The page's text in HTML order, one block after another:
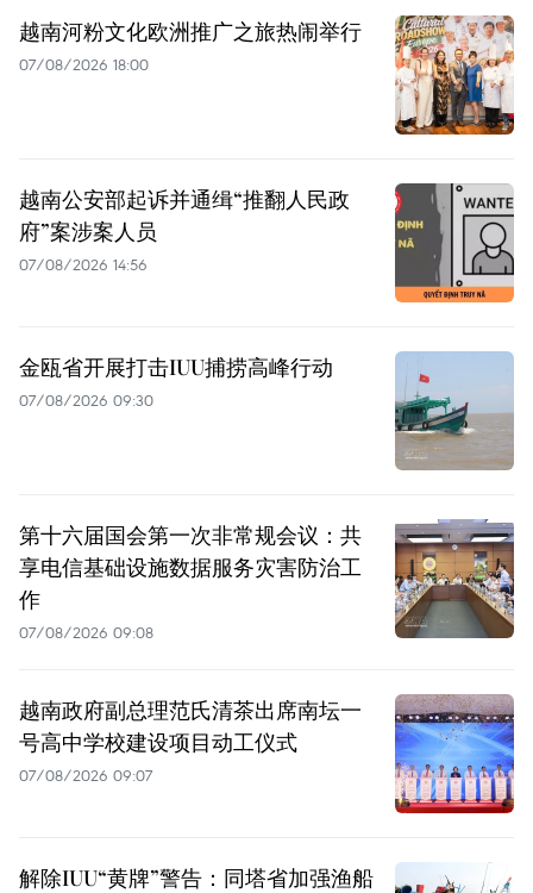
越南河粉文化欧洲推广之旅热闹举行
07/08/2026 18:00
越南公安部起诉并通缉“推翻人民政
府”案涉案人员
07/08/2026 14:56
金瓯省开展打击IUU捕捞高峰行动
07/08/2026 09:30
第十六届国会第一次非常规会议：共
享电信基础设施数据服务灾害防治工
作
07/08/2026 09:08
越南政府副总理范氏清茶出席南坛一
号高中学校建设项目动工仪式
07/08/2026 09:07
解除IUU“黄牌”警告：同塔省加强渔船